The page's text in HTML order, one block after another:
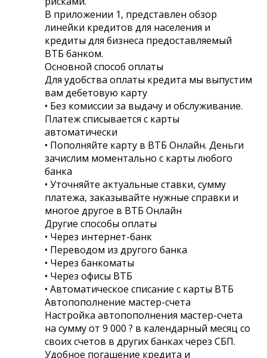
В приложении 1, представлен обзор
линейки кредитов для населения и
кредиты для бизнеса предоставляемый
ВТБ банком.
Основной способ оплаты
Для удобства оплаты кредита мы выпустим
вам дебетовую карту
• Без комиссии за выдачу и обслуживание.
Платеж списывается с карты
автоматически
• Пополняйте карту в ВТБ Онлайн. Деньги
зачислим моментально с карты любого
банка
• Уточняйте актуальные ставки, сумму
платежа, заказывайте нужные справки и
многое другое в ВТБ Онлайн
Другие способы оплаты
• Через интернет-банк
• Переводом из другого банка
• Через банкоматы
• Через офисы ВТБ
• Автоматическое списание с карты ВТБ
Автопополнение мастер-счета
Настройка автопополнения мастер-счета
на сумму от 9 000 ? в календарный месяц со
своих счетов в других банках через СБП.
Удобное погашение кредита и